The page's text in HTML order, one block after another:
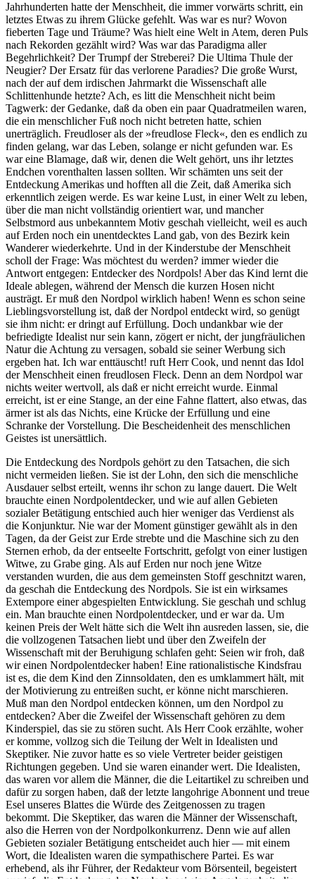
Jahrhunderten hatte der Menschheit, die immer vorwärts schritt, ein
letztes Etwas zu ihrem Glücke gefehlt. Was war es nur? Wovon
fieberten Tage und Träume? Was hielt eine Welt in Atem, deren Puls
nach Rekorden gezählt wird? Was war das Paradigma aller
Begehrlichkeit? Der Trumpf der Streberei? Die Ultima Thule der
Neugier? Der Ersatz für das verlorene Paradies? Die große Wurst,
nach der auf dem irdischen Jahrmarkt die Wissenschaft alle
Schlittenhunde hetzte? Ach, es litt die Menschheit nicht beim
Tagwerk: der Gedanke, daß da oben ein paar Quadratmeilen waren,
die ein menschlicher Fuß noch nicht betreten hatte, schien
unerträglich. Freudloser als der »freudlose Fleck«, den es endlich zu
finden gelang, war das Leben, solange er nicht gefunden war. Es
war eine Blamage, daß wir, denen die Welt gehört, uns ihr letztes
Endchen vorenthalten lassen sollten. Wir schämten uns seit der
Entdeckung Amerikas und hofften all die Zeit, daß Amerika sich
erkenntlich zeigen werde. Es war keine Lust, in einer Welt zu leben,
über die man nicht vollständig orientiert war, und mancher
Selbstmord aus unbekanntem Motiv geschah vielleicht, weil es auch
auf Erden noch ein unentdecktes Land gab, von des Bezirk kein
Wanderer wiederkehrte. Und in der Kinderstube der Menschheit
scholl der Frage: Was möchtest du werden? immer wieder die
Antwort entgegen: Entdecker des Nordpols! Aber das Kind lernt die
Ideale ablegen, während der Mensch die kurzen Hosen nicht
austrägt. Er muß den Nordpol wirklich haben! Wenn es schon seine
Lieblingsvorstellung ist, daß der Nordpol entdeckt wird, so genügt
sie ihm nicht: er dringt auf Erfüllung. Doch undankbar wie der
befriedigte Idealist nur sein kann, zögert er nicht, der jungfräulichen
Natur die Achtung zu versagen, sobald sie seiner Werbung sich
ergeben hat. Ich war enttäuscht! ruft Herr Cook, und nennt das Idol
der Menschheit einen freudlosen Fleck. Denn an dem Nordpol war
nichts weiter wertvoll, als daß er nicht erreicht wurde. Einmal
erreicht, ist er eine Stange, an der eine Fahne flattert, also etwas, das
ärmer ist als das Nichts, eine Krücke der Erfüllung und eine
Schranke der Vorstellung. Die Bescheidenheit des menschlichen
Geistes ist unersättlich.
Die Entdeckung des Nordpols gehört zu den Tatsachen, die sich
nicht vermeiden ließen. Sie ist der Lohn, den sich die menschliche
Ausdauer selbst erteilt, wenns ihr schon zu lange dauert. Die Welt
brauchte einen Nordpolentdecker, und wie auf allen Gebieten
sozialer Betätigung entschied auch hier weniger das Verdienst als
die Konjunktur. Nie war der Moment günstiger gewählt als in den
Tagen, da der Geist zur Erde strebte und die Maschine sich zu den
Sternen erhob, da der entseelte Fortschritt, gefolgt von einer lustigen
Witwe, zu Grabe ging. Als auf Erden nur noch jene Witze
verstanden wurden, die aus dem gemeinsten Stoff geschnitzt waren,
da geschah die Entdeckung des Nordpols. Sie ist ein wirksames
Extempore einer abgespielten Entwicklung. Sie geschah und schlug
ein. Man brauchte einen Nordpolentdecker, und er war da. Um
keinen Preis der Welt hätte sich die Welt ihn ausreden lassen, sie, die
die vollzogenen Tatsachen liebt und über den Zweifeln der
Wissenschaft mit der Beruhigung schlafen geht: Seien wir froh, daß
wir einen Nordpolentdecker haben! Eine rationalistische Kindsfrau
ist es, die dem Kind den Zinnsoldaten, den es umklammert hält, mit
der Motivierung zu entreißen sucht, er könne nicht marschieren.
Muß man den Nordpol entdecken können, um den Nordpol zu
entdecken? Aber die Zweifel der Wissenschaft gehören zu dem
Kinderspiel, das sie zu stören sucht. Als Herr Cook erzählte, woher
er komme, vollzog sich die Teilung der Welt in Idealisten und
Skeptiker. Nie zuvor hatte es so viele Vertreter beider geistigen
Richtungen gegeben. Und sie waren einander wert. Die Idealisten,
das waren vor allem die Männer, die die Leitartikel zu schreiben und
dafür zu sorgen haben, daß der letzte langohrige Abonnent und treue
Esel unseres Blattes die Würde des Zeitgenossen zu tragen
bekommt. Die Skeptiker, das waren die Männer der Wissenschaft,
also die Herren von der Nordpolkonkurrenz. Denn wie auf allen
Gebieten sozialer Betätigung entscheidet auch hier — mit einem
Wort, die Idealisten waren die sympathischere Partei. Es war
erhebend, als ihr Führer, der Redakteur vom Börsenteil, begeistert